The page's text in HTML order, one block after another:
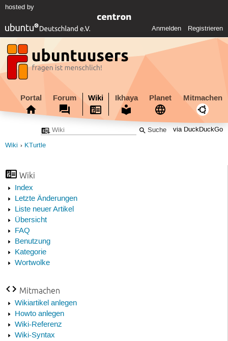
hosted by
Anmelden Registrieren
Portal Forum Wiki Ikhaya Planet Mitmachen
via DuckDuckGo
Wiki KTurtle
Wiki
Index
Letzte Änderungen
Liste neuer Artikel
Übersicht
FAQ
Benutzung
Kategorie
Wortwolke
Mitmachen
Wikiartikel anlegen
Howto anlegen
Wiki-Referenz
Wiki-Syntax